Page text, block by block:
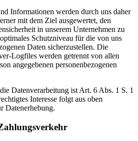
Informationen werden durch uns daher
mit dem Ziel ausgewertet, den
in unserem Unternehmen zu
Schutzniveau für die von uns
Daten sicherzustellen. Die
Logfiles werden getrennt von allen
angegebenen personenbezogenen
Datenverarbeitung ist Art. 6 Abs. 1 S. 1
Interesse folgt aus oben
Datenerhebung.